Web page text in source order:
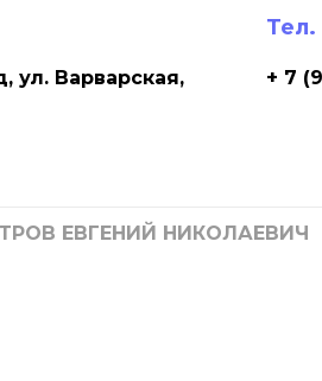
ул. Варварская,
Тел.
+ 7
ЕВГЕНИЙ НИКОЛАЕВИЧ